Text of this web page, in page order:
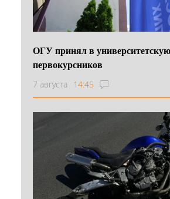
ОГУ принял в
первокурсников
7 августа 14:45